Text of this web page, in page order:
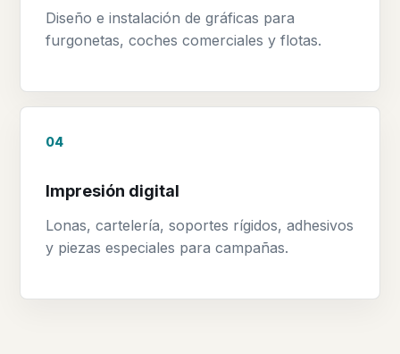
Diseño e instalación de gráficas para
furgonetas, coches comerciales y flotas.
04
Impresión digital
Lonas, cartelería, soportes rígidos, adhesivos
y piezas especiales para campañas.